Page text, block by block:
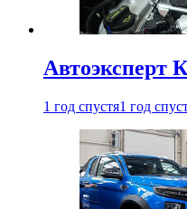
Автоэксперт
1 год спустя1 год